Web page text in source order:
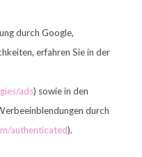
durch Google,
erfahren Sie in der
ads) sowie in den
durch
authenticated).